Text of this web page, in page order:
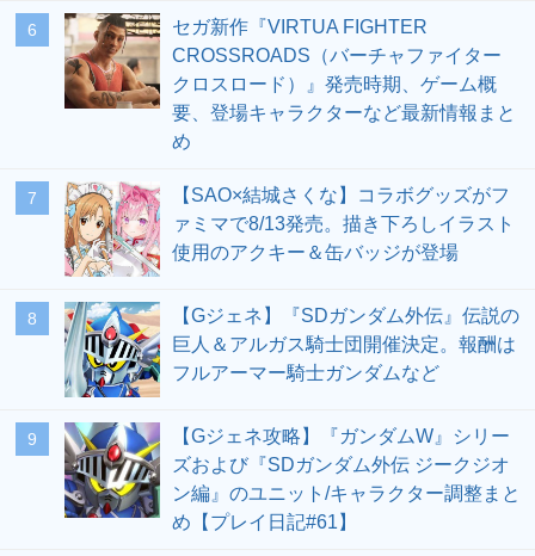
6
セガ新作『VIRTUA FIGHTER
CROSSROADS（バーチャファイター
クロスロード）』発売時期、ゲーム概
要、登場キャラクターなど最新情報まと
め
7
【SAO×結城さくな】コラボグッズがフ
ァミマで8/13発売。描き下ろしイラスト
使用のアクキー＆缶バッジが登場
8
【Gジェネ】『SDガンダム外伝』伝説の
巨人＆アルガス騎士団開催決定。報酬は
フルアーマー騎士ガンダムなど
9
【Gジェネ攻略】『ガンダムW』シリー
ズおよび『SDガンダム外伝 ジークジオ
ン編』のユニット/キャラクター調整まと
め【プレイ日記#61】